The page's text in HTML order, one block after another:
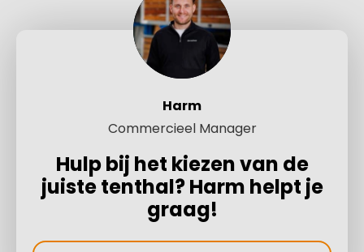
Harm
Commercieel Manager
Hulp bij het kiezen van de
juiste tenthal? Harm helpt je
graag!